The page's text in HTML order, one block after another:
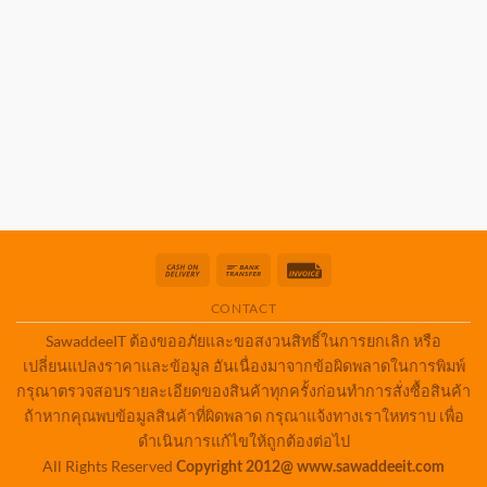
Cash
Delivery
Bank
CONTACT
SawaddeeIT ต้องขออภัยและขอสงวนสิทธิ์ในการยกเลิก หรือ
เปลี่ยนแปลงราคาและข้อมูล อันเนื่องมาจากข้อผิดพลาดในการพิมพ์
กรุณาตรวจสอบรายละเอียดของสินค้าทุกครั้งก่อนทำการสั่งซื้อสินค้า
ถ้าหากคุณพบข้อมูลสินค้าที่ผิดพลาด กรุณาแจ้งทางเราใหทราบ เพื่อ
ดำเนินการแก้ไขให้ถูกต้องต่อไป
All Rights Reserved Copyright 2012@ www.sawaddeeit.com